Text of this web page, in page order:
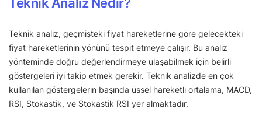
Teknik analiz, geçmişteki fiyat hareketlerine göre gelecekteki
fiyat hareketlerinin yönünü tespit etmeye çalışır. Bu analiz
yönteminde doğru değerlendirmeye ulaşabilmek için belirli
göstergeleri iyi takip etmek gerekir. Teknik analizde en çok
kullanılan göstergelerin başında üssel hareketli ortalama, MACD,
RSI, Stokastik, ve Stokastik RSI yer almaktadır.